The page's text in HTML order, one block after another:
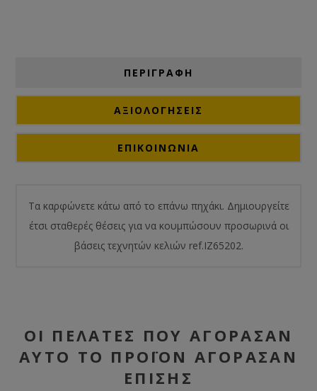
ΠΕΡΙΓΡΑΦΗ
ΑΞΙΟΛΟΓΉΣΕΙΣ
ΕΠΙΚΟΙΝΩΝΙΑ
Τα καρφώνετε κάτω από το επάνω πηχάκι. Δημιουργείτε
έτσι σταθερές θέσεις για να κουμπώσουν προσωρινά οι
βάσεις τεχνητών κελιών ref.IZ65202.
ΟΙ ΠΕΛΆΤΕΣ ΠΟΥ ΑΓΌΡΑΣΑΝ
ΑΥΤΌ ΤΟ ΠΡΟΪΌΝ ΑΓΌΡΑΣΑΝ
ΕΠΊΣΗΣ